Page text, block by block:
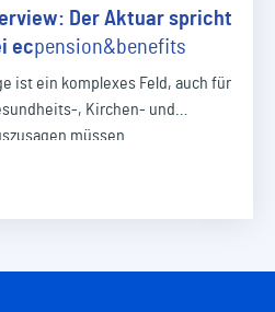
spricht
ecpension&benefits
ist ein komplexes Feld, auch für
, Kirchen- und
müssen…